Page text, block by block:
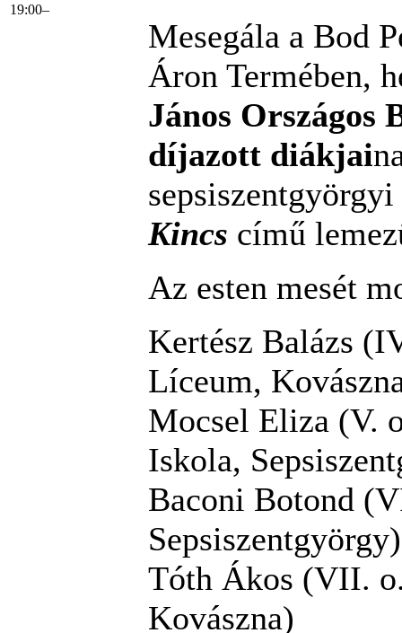
19:00–
Mesegála a Bod
Áron Termében,
János Országos
díjazott diákjai
sepsiszentgyörgyi
Kincs című
Az esten mesét
Kertész Balázs
Líceum,
Mocsel Eliza (V.
Iskola,
Baconi Botond
Sepsiszentgyörgy)
Tóth Ákos (VII.
Kovászna)